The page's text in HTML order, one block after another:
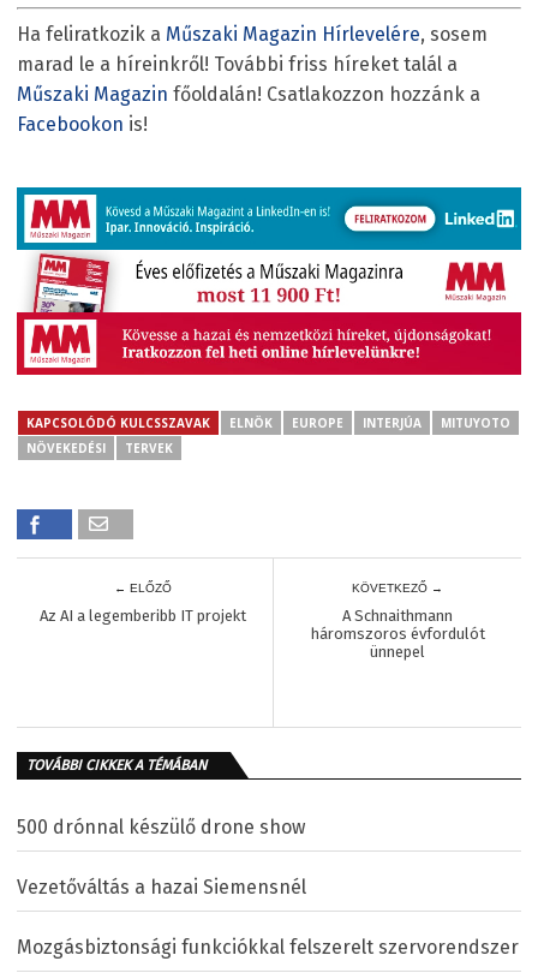
Ha feliratkozik a Műszaki Magazin Hírlevelére, sosem
marad le a híreinkről! További friss híreket talál a
Műszaki Magazin főoldalán! Csatlakozzon hozzánk a
Facebookon is!
KAPCSOLÓDÓ KULCSSZAVAK ELNÖK EUROPE INTERJÚA
MITUYOTO
NÖVEKEDÉSI
TERVEK
← ELŐZŐ
Az AI a legemberibb IT projekt
KÖVETKEZŐ →
A Schnaithmann
háromszoros évfordulót
ünnepel
TOVÁBBI CIKKEK A TÉMÁBAN
500 drónnal készülő drone show
Vezetőváltás a hazai Siemensnél
Mozgásbiztonsági funkciókkal felszerelt szervorendszer